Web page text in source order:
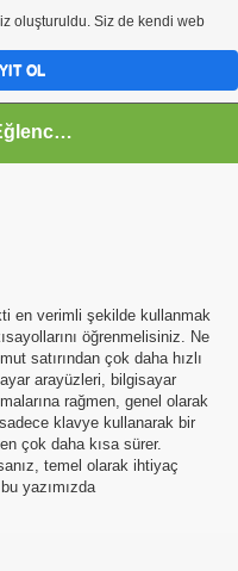
Keremasir™ | Eğlenceyi paylaş
en verimli şekilde kullanmak
öğrenmelisiniz. Ne
satırından çok daha hızlı
arayüzleri, bilgisayar
rağmen, genel olarak
sadece klavye kullanarak bir
çok daha kısa sürer.
temel olarak ihtiyaç
yazımızda
oluşturuldu. Siz de kendi web
OL